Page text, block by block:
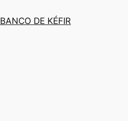
BANCO DE KÉFIR